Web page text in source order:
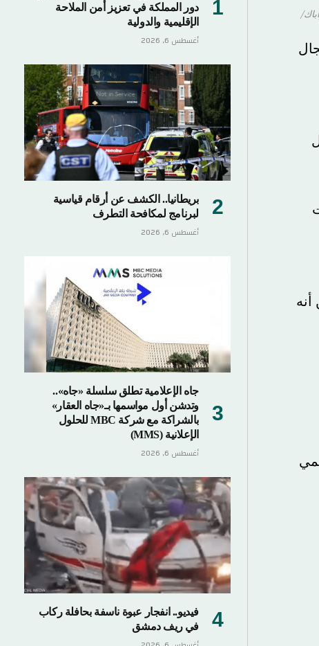
دور المملكة في تعزيز أمن الملاحة
الإقليمية والدولية
أغسطس 6, 2026
بريطانيا.. الكشف عن أرقام قياسية
لبرنامج لمكافحة التطرف
أغسطس 6, 2026
جاه الإعلامية تطلق سلسلة «جاه»..
وتدشن أول مواسمها بـ«جاه العقار»
بالشراكة مع شركة MBC للحلول
الإعلانية (MMS)
أغسطس 6, 2026
فيديو.. انفجار عبوة ناسفة بحافلة ركاب
في ريف دمشق